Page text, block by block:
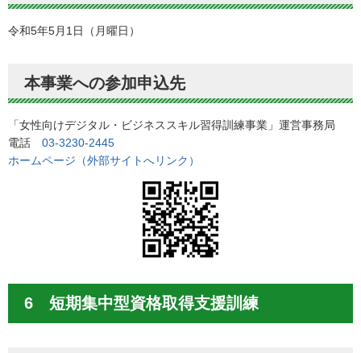
令和5年5月1日（月曜日）
本事業への参加申込先
「女性向けデジタル・ビジネススキル習得訓練事業」運営事務局
電話 03-3230-2445
ホームページ（外部サイトへリンク）
6 短期集中型資格取得支援訓練